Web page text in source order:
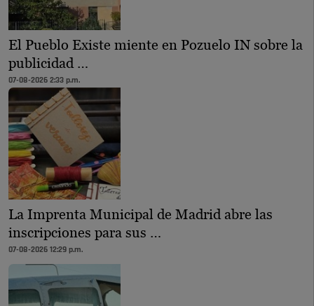
El Pueblo Existe miente en Pozuelo IN sobre la
publicidad …
07-08-2026 2:33 p.m.
La Imprenta Municipal de Madrid abre las
inscripciones para sus …
07-08-2026 12:29 p.m.